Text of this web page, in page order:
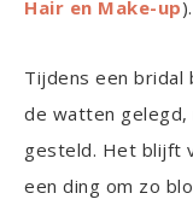
Hair en Make-up).
Tijdens een bridal
de watten gelegd,
gesteld. Het blijft
een ding om zo